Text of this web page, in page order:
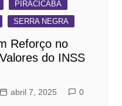
PIRACICABA
SERRA NEGRA
Reforço no
do INSS
abril 7, 2025 0